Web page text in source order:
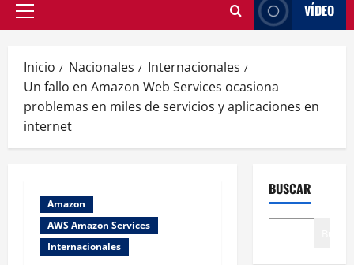
VÍDEO
Inicio Nacionales
Internacionales
Un fallo en Amazon Web Services ocasiona
problemas en miles de servicios y aplicaciones en
internet
Amazon
AWS Amazon Services
Internacionales
BUSCAR